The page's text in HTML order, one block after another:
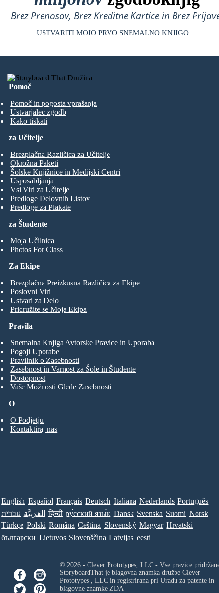
Brez Prenosov, Brez Kreditne Kartice in Brez
USTVARITI MOJO PRVO SNEMALNO KNJIGO
Pomoč
Pomoč in pogosta vprašanja
Ustvarjalec zgodb
Kako tiskati
za Študente
Moja Učilnica
Photos For Class
za Učitelje
Brezplačna Različica za Učitelje
Okrožna Paketi
Šolske Knjižnice in Medijski Centri
Usposabljanja
Vsi Viri za Učitelje
Predloge Delovnih Listov
Predloge za Plakate
Za Ekipe
Brezplačna Preizkusna Različica za Ekipe
Poslovni Viri
Ustvari za Delo
Pridružite se Moja Ekipa
O
O Podjetju
Kontaktiraj nas
Pravila
Snemalna Knjiga Avtorske Pravice in Uporaba
Pogoji Uporabe
Pravilnik o Zasebnosti
Zasebnost in Varnost za Šole in Študente
Dostopnost
Vaše Možnosti Glede Zasebnosti
English Español Français Deutsch Italiana Nederlands Português
עברית العَرَبِيَّة हिन्दी ру́сский язы́к Dansk Svenska Suomi Norsk
Türkçe Polski Româna Ceština Slovenský Magyar Hrvatski
български Lietuvos Slovenščina Latvijas eesti
© 2026 - Clever Prototypes, LLC - Vse pravice
StoryboardThat je blagovna znamka družbe Clever
Prototypes , LLCin registrirana pri Uradu za patente in
blagovne znamke ZDA